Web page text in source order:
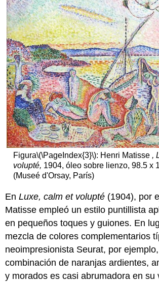
Figura\(\PageIndex{3}\): Henri Matisse ,
volupté, 1904, óleo sobre lienzo, 98.5 x
(Museé d'Orsay, París)
EnLuxe, calm et volupté (1904), por
Matisse empleó un estilo puntillista
en pequeños toques y guiones. En
mezcla de colores complementarios
neoimpresionista Seurat, por
combinación de naranjas ardientes,
y morados es casi abrumadora en su